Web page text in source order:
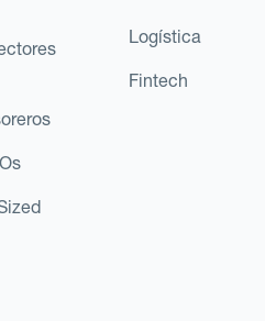
Logística
Fintech